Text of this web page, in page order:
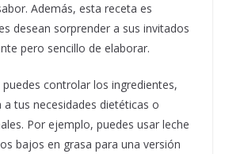
Además, esta receta es
desean sorprender a sus invitados
pero sencillo de elaborar.
controlar los ingredientes,
tus necesidades dietéticas o
Por ejemplo, puedes usar leche
bajos en grasa para una versión